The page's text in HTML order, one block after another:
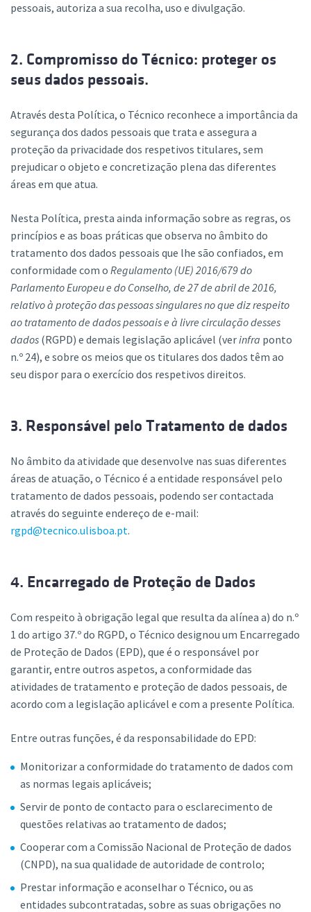
pessoais, autoriza a sua recolha, uso e divulgação.
2. Compromisso do Técnico: proteger os
seus dados pessoais.
Através desta Política, o Técnico reconhece a importância da
segurança dos dados pessoais que trata e assegura a
proteção da privacidade dos respetivos titulares, sem
prejudicar o objeto e concretização plena das diferentes
áreas em que atua.
Nesta Política, presta ainda informação sobre as regras, os
princípios e as boas práticas que observa no âmbito do
tratamento dos dados pessoais que lhe são confiados, em
conformidade com o Regulamento (UE) 2016/679 do
Parlamento Europeu e do Conselho, de 27 de abril de 2016,
relativo à proteção das pessoas singulares no que diz respeito
ao tratamento de dados pessoais e à livre circulação desses
dados (RGPD) e demais legislação aplicável (verinfra ponto
n.º 24), e sobre os meios que os titulares dos dados têm ao
seu dispor para o exercício dos respetivos direitos.
3. Responsável pelo Tratamento de dados
No âmbito da atividade que desenvolve nas suas diferentes
áreas de atuação, o Técnico é a entidade responsável pelo
tratamento de dados pessoais, podendo ser contactada
através do seguinte endereço de e-mail:
rgpd@tecnico.ulisboa.pt.
4. Encarregado de Proteção de Dados
Com respeito à obrigação legal que resulta da alínea a) do n.º
1 do artigo 37.º do RGPD, o Técnico designou um Encarregado
de Proteção de Dados (EPD), que é o responsável por
garantir, entre outros aspetos, a conformidade das
atividades de tratamento e proteção de dados pessoais, de
acordo com a legislação aplicável e com a presente Política.
Entre outras funções, é da responsabilidade do EPD:
Monitorizar a conformidade do tratamento de dados com
as normas legais aplicáveis;
Servir de ponto de contacto para o esclarecimento de
questões relativas ao tratamento de dados;
Cooperar com a Comissão Nacional de Proteção de dados
(CNPD), na sua qualidade de autoridade de controlo;
Prestar informação e aconselhar o Técnico, ou as
entidades subcontratadas, sobre as suas obrigações no